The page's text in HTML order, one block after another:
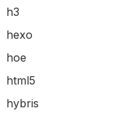
h3
hexo
hoe
html5
hybris